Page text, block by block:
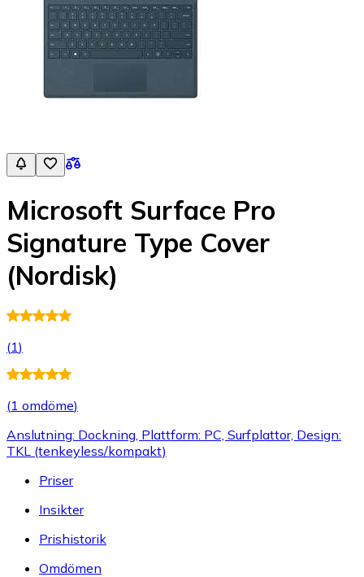
Microsoft Surface Pro
Signature Type Cover
(Nordisk)
(1)
(1 omdöme)
Anslutning: Dockning, Plattform: PC, Surfplattor, Design:
TKL (tenkeyless/kompakt)
Priser
Insikter
Prishistorik
Omdömen